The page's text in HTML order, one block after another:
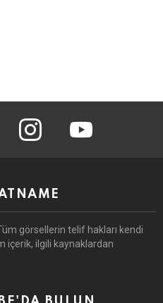
instagram youtube
görsellerin telif hakları kendi
içerik, ilgili kaynaklardan